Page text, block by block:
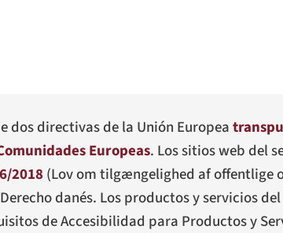
dos directivas de la Unión Europea
Europeas. Los sitios web del
2018(Lov om tilgængelighed af offentlige
danés. Los productos y servicios
de Accesibilidad para Productos y